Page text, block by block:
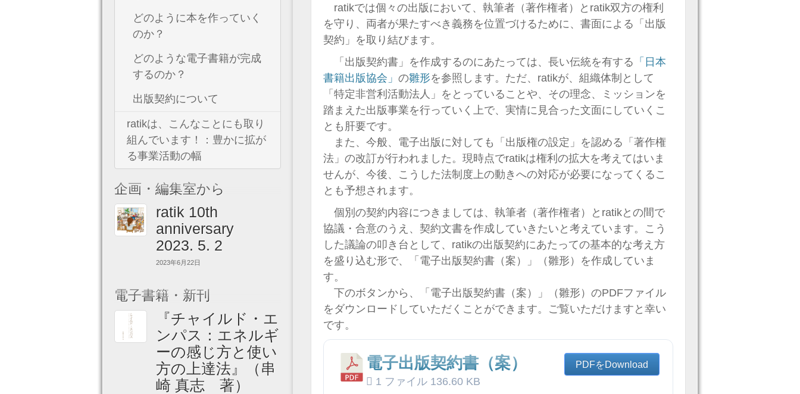
どのように本を作っていく
のか？
どのような電子書籍が完成
するのか？
出版契約について
ratikは、こんなことにも取り
組んでいます！：豊かに拡が
る事業活動の幅
企画・編集室から
ratik 10th
anniversary
2023. 5. 2
2023年6月22日
電子書籍・新刊
『チャイルド・エ
ンパス：エネルギ
ーの感じ方と使い
方の上達法』（串
崎 真志 著）
ratikでは個々の出版において、執筆者（著作権者）とratik双方の権利
を守り、両者が果たすべき義務を位置づけるために、書面による「出版
契約」を取り結びます。
「出版契約書」を作成するのにあたっては、長い伝統を有する 「日本
書籍出版協会」 の雛形を参照します。ただ、ratikが、組織体制として
「特定非営利活動法人」をとっていることや、その理念、ミッションを
踏まえた出版事業を行っていく上で、実情に見合った文面にしていくこ
とも肝要です。
また、今般、電子出版に対しても「出版権の設定」を認める「著作権
法」の改訂が行われました。現時点でratikは権利の拡大を考えてはいま
せんが、今後、こうした法制度上の動きへの対応が必要になってくるこ
とも予想されます。
個別の契約内容につきましては、執筆者（著作権者）とratikとの間で
協議・合意のうえ、契約文書を作成していきたいと考えています。こう
した議論の叩き台として、ratikの出版契約にあたっての基本的な考え方
を盛り込む形で、「電子出版契約書（案）」（雛形）を作成していま
す。
下のボタンから、「電子出版契約書（案）」（雛形）のPDFファイル
をダウンロードしていただくことができます。ご覧いただけますと幸い
です。
電子出版契約書（案）
1 ファイル 136.60 KB
PDFをDownload